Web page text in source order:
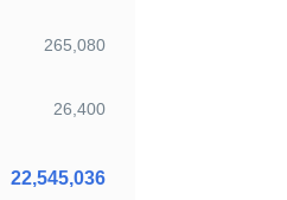
265,080
26,400
22,545,036